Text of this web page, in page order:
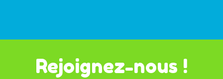
Rejoignez-nous !